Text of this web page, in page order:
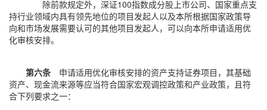
除前款规定外，深证100指数成分股上市公司、国家重点支
持行业领域内具有领先地位的项目发起人以及本所根据国家政策导
向和市场发展需要认可的其他项目发起人，可以向本所申请适用优
化审核安排。
第六条 申请适用优化审核安排的资产支持证券项目，其基础
资产、现金流来源等应当符合国家宏观调控政策和产业政策，且符
合下列要求之一：